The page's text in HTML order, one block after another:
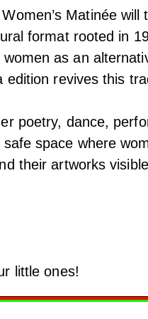
Matinée
format rooted in
as an
edition revives this
poetry, dance,
space where
their artworks
little ones!